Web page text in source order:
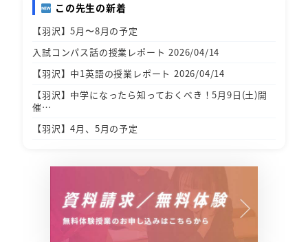
この先生の新着
【羽沢】5月〜8月の予定
入試コンパス話の授業レポート 2026/04/14
【羽沢】中1英語の授業レポート 2026/04/14
【羽沢】中学になったら知っておくべき！5月9日(土)開
催…
【羽沢】4月、5月の予定